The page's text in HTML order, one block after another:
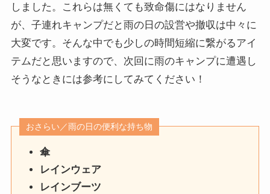
しました。これらは無くても致命傷にはなりません
が、子連れキャンプだと雨の日の設営や撤収は中々に
大変です。そんな中でも少しの時間短縮に繋がるアイ
テムだと思いますので、次回に雨のキャンプに遭遇し
そうなときには参考にしてみてください！
おさらい／雨の日の便利な持ち物
傘
レインウェア
レインブーツ